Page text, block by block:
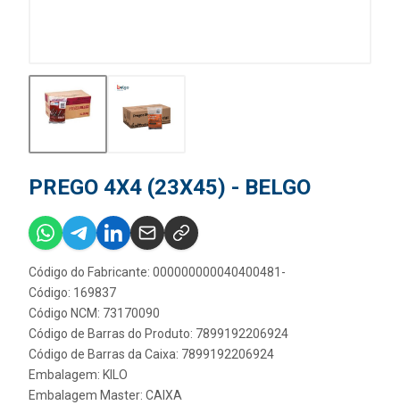
PREGO 4X4 (23X45) - BELGO
Código do Fabricante: 000000000040400481-
Código: 169837
Código NCM: 73170090
Código de Barras do Produto: 7899192206924
Código de Barras da Caixa: 7899192206924
Embalagem: KILO
Embalagem Master: CAIXA